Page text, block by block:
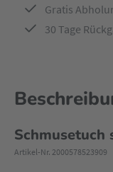
Gratis
30 Tage
Schmusetuch
Artikel-Nr. 2000578523909